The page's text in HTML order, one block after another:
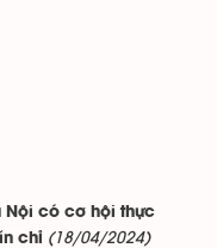
Nội có cơ hội thực
chỉ (18/04/2024)